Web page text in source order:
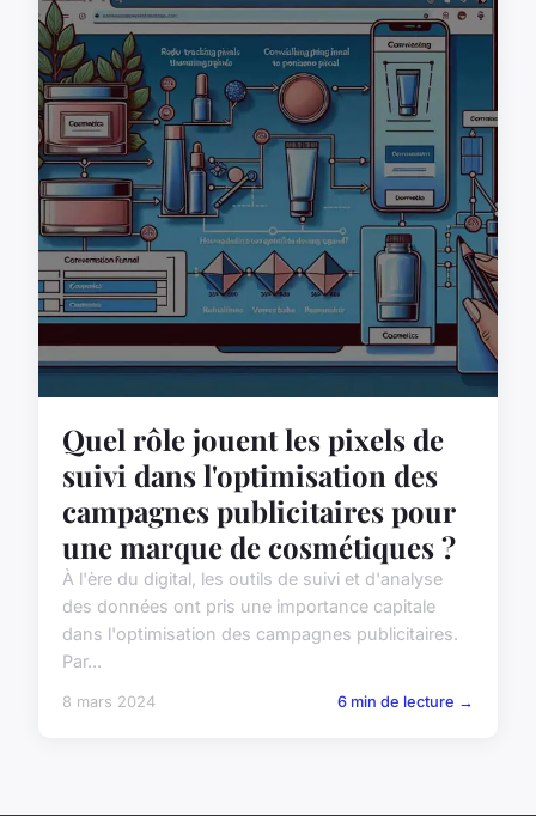
Quel rôle jouent les pixels de
suivi dans l'optimisation des
campagnes publicitaires pour
une marque de cosmétiques ?
À l'ère du digital, les outils de suivi et d'analyse
des données ont pris une importance capitale
dans l'optimisation des campagnes publicitaires.
Par...
8 mars 2024 6 min de lecture →